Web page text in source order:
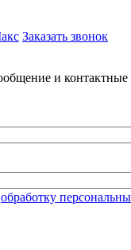
Заказать звонок
и
обработку